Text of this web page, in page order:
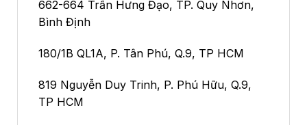
662-664 Trần Hưng Đạo, TP. Quy Nhơn,
Bình Định
180/1B QL1A, P. Tân Phú, Q.9, TP HCM
819 Nguyễn Duy Trinh, P. Phú Hữu, Q.9,
TP HCM